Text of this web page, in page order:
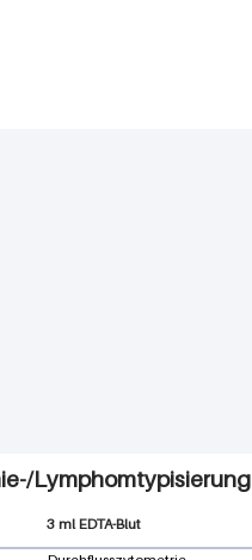
Lymphomtypisierung
3 ml EDTA-Blut